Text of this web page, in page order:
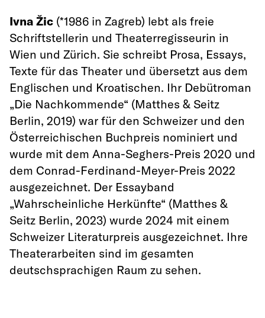
Ivna Žic (*1986 in Zagreb) lebt als freie
Schriftstellerin und Theaterregisseurin in
Wien und Zürich. Sie schreibt Prosa, Essays,
Texte für das Theater und übersetzt aus dem
Englischen und Kroatischen. Ihr Debütroman
„Die Nachkommende“ (Matthes & Seitz
Berlin, 2019) war für den Schweizer und den
Österreichischen Buchpreis nominiert und
wurde mit dem Anna-Seghers-Preis 2020 und
dem Conrad-Ferdinand-Meyer-Preis 2022
ausgezeichnet. Der Essayband
„Wahrscheinliche Herkünfte“ (Matthes &
Seitz Berlin, 2023) wurde 2024 mit einem
Schweizer Literaturpreis ausgezeichnet. Ihre
Theaterarbeiten sind im gesamten
deutschsprachigen Raum zu sehen.